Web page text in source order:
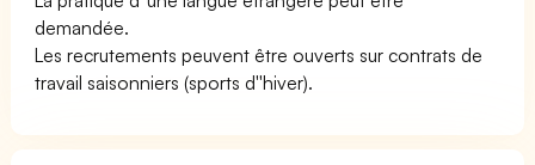
demandée.
Les recrutements peuvent être ouverts sur contrats de
travail saisonniers (sports d''hiver).